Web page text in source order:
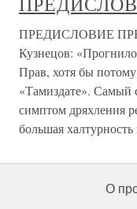
ПРЕДИСЛОВИЕ
Кузнецов: «Прогнило
Прав, хотя бы
«Тамиздате».
симптом дряхления
большая халтурность
О